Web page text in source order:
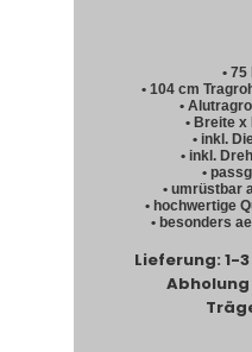
•
• 104 cm
•
• Breite x
• inkl.
• inkl.
•
• umrüstbar
• hochwertige
• besonders
Lieferung: 1-